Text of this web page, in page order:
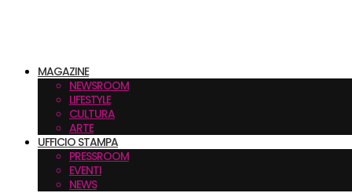
MAGAZINE
NEWSROOM
LIFESTYLE
CULTURA
ARTE
UFFICIO STAMPA
PRESSROOM
EVENTI
NEWS